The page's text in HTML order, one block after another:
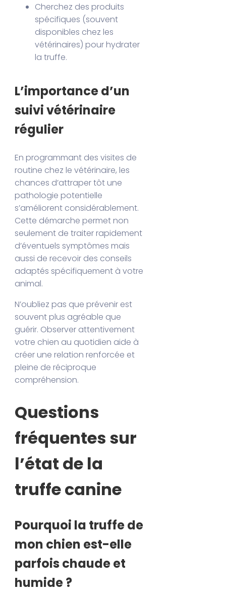
Cherchez des produits
spécifiques (souvent
disponibles chez les
vétérinaires) pour hydrater
la truffe.
L’importance d’un
suivi vétérinaire
régulier
En programmant des visites de
routine chez le vétérinaire, les
chances d’attraper tôt une
pathologie potentielle
s’améliorent considérablement.
Cette démarche permet non
seulement de traiter rapidement
d’éventuels symptômes mais
aussi de recevoir des conseils
adaptés spécifiquement à votre
animal.
N’oubliez pas que prévenir est
souvent plus agréable que
guérir. Observer attentivement
votre chien au quotidien aide à
créer une relation renforcée et
pleine de réciproque
compréhension.
Questions
fréquentes sur
l’état de la
truffe canine
Pourquoi la truffe de
mon chien est-elle
parfois chaude et
humide ?